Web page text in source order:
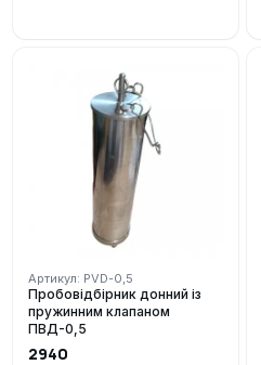
Артикул: PVD-0,5
Пробовідбірник донний із
пружинним клапаном
ПВД-0,5
2940